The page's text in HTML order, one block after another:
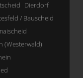
Dierdorf
/ Bauscheid
(Westerwald)